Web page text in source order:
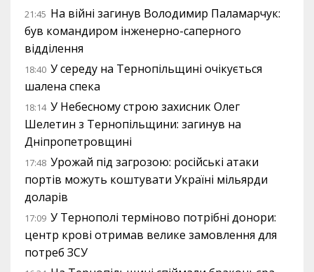
21:45 На війні загинув Володимир Паламарчук:
був командиром інженерно-саперного
відділення
18:40 У середу на Тернопільщині очікується
шалена спека
18:14 У Небесному строю захисник Олег
Шелетин з Тернопільщини: загинув на
Дніпропетровщині
17:48 Урожай під загрозою: російські атаки
портів можуть коштувати Україні мільярди
доларів
17:09 У Тернополі терміново потрібні донори:
центр крові отримав велике замовлення для
потреб ЗСУ